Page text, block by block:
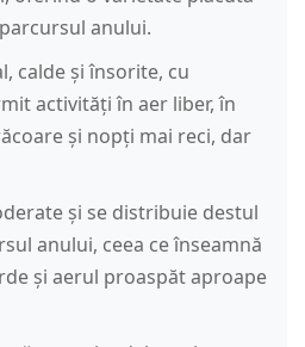
anului.
calde și însorite, cu
activități în aer liber, în
și nopți mai reci, dar
și se distribuie destul
anului, ceea ce înseamnă
și aerul proaspăt aproape